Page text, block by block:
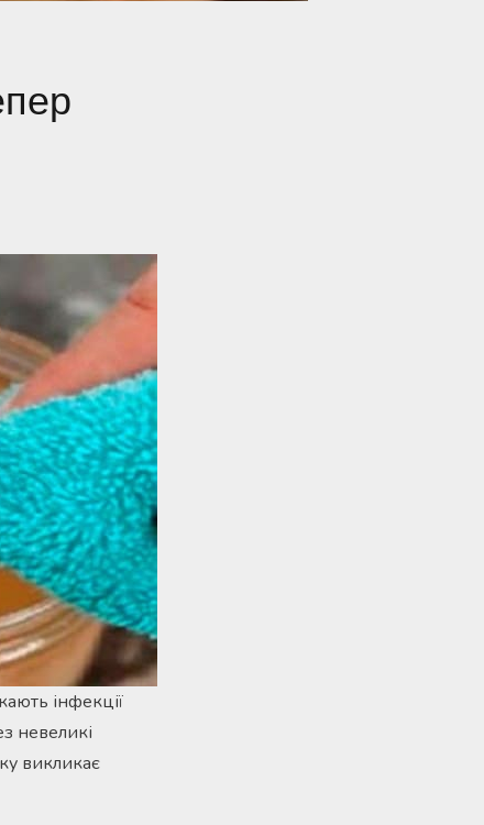
інфекції
невеликі
викликає